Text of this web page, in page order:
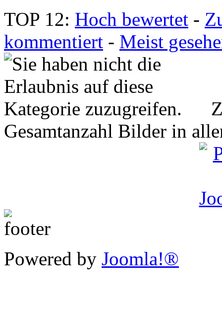
TOP 12: Hoch bewertet -
kommentiert - Meist
Gesamtanzahl Bilder in
Powered by Joomla!®